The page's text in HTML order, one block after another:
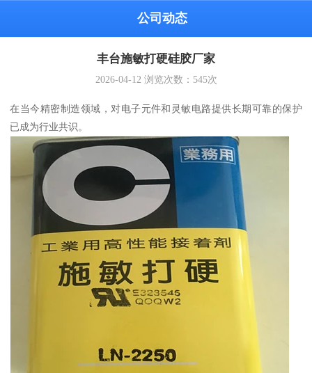
公司动态
丰台施敏打硬硅胶厂家
2026-04-12 浏览次数： 545次
在当今精密制造领域，对电子元件和灵敏电路提供长期可靠的保护
已成为行业共识。